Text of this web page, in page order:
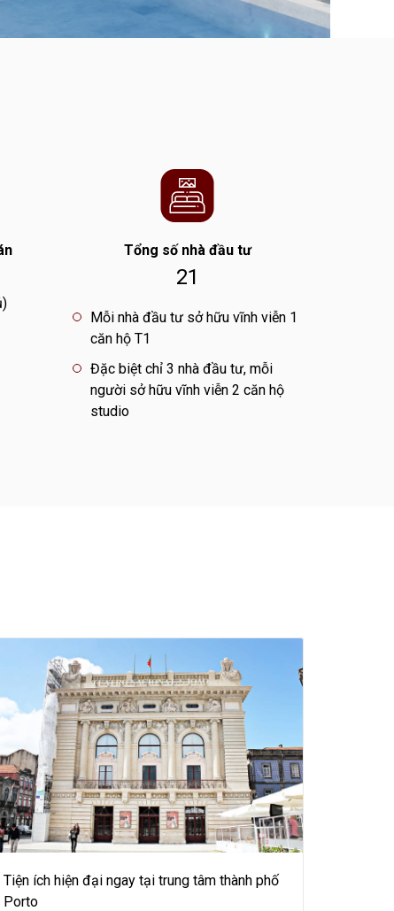
Tổng số nhà đầu tư
21
Mỗi nhà đầu tư sở hữu vĩnh viễn 1
căn hộ T1
Đặc biệt chỉ 3 nhà đầu tư, mỗi
người sở hữu vĩnh viễn 2 căn hộ
studio
Tiện ích hiện đại ngay tại trung tâm thành phố
Porto